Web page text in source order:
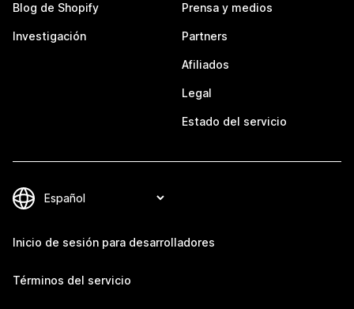
Blog de Shopify
Investigación
Prensa y medios
Partners
Afiliados
Legal
Estado del servicio
Inicio de sesión para desarrolladores
Términos del servicio